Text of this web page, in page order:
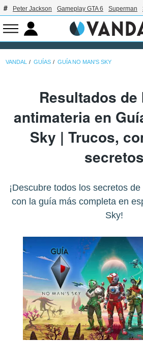
Peter Jackson Gameplay GTA 6 Superman
VANDAL GUÍAS GUÍA NO MAN'S SKY
Resultados
antimateria en
Sky | Trucos,
secretos
¡Descubre todos los secretos
con la guía más completa en
Sky!